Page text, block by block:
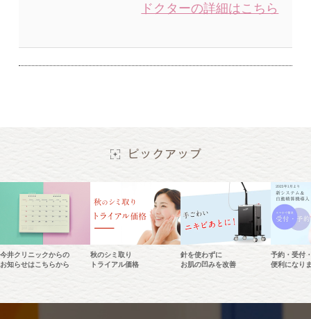
ドクターの詳細はこちら
今井クリニックからの
お知らせはこちらから
秋のシミ取り
トライアル価格
針を使わずに
お肌の凹みを改善
予約・受付
便利になり